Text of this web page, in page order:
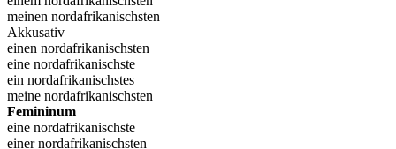
meinen nordafrikanischsten
Akkusativ
einen nordafrikanischsten
eine nordafrikanischste
ein nordafrikanischstes
meine nordafrikanischsten
Femininum
eine nordafrikanischste
einer nordafrikanischsten